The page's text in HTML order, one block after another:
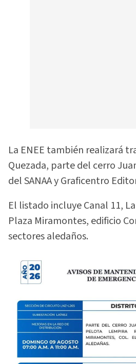
La ENEE también realizará
Quezada, parte del cerro
del SANAA y Graficentro
El listado incluye Canal 11,
Plaza Miramontes, edificio
sectores aledaños.